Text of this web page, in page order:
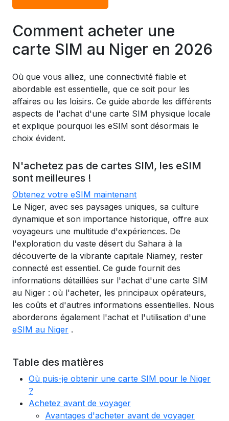
Comment acheter une
carte SIM au Niger en 2026
Où que vous alliez, une connectivité fiable et
abordable est essentielle, que ce soit pour les
affaires ou les loisirs. Ce guide aborde les différents
aspects de l'achat d'une carte SIM physique locale
et explique pourquoi les eSIM sont désormais le
choix évident.
N'achetez pas de cartes SIM, les eSIM
sont meilleures !
Obtenez votre eSIM maintenant
Le Niger, avec ses paysages uniques, sa culture
dynamique et son importance historique, offre aux
voyageurs une multitude d'expériences. De
l'exploration du vaste désert du Sahara à la
découverte de la vibrante capitale Niamey, rester
connecté est essentiel. Ce guide fournit des
informations détaillées sur l'achat d'une carte SIM
au Niger : où l'acheter, les principaux opérateurs,
les coûts et d'autres informations essentielles. Nous
aborderons également l'achat et l'utilisation d'une
eSIM au Niger .
Table des matières
Où puis-je obtenir une carte SIM pour le Niger
?
Achetez avant de voyager
Avantages d'acheter avant de voyager